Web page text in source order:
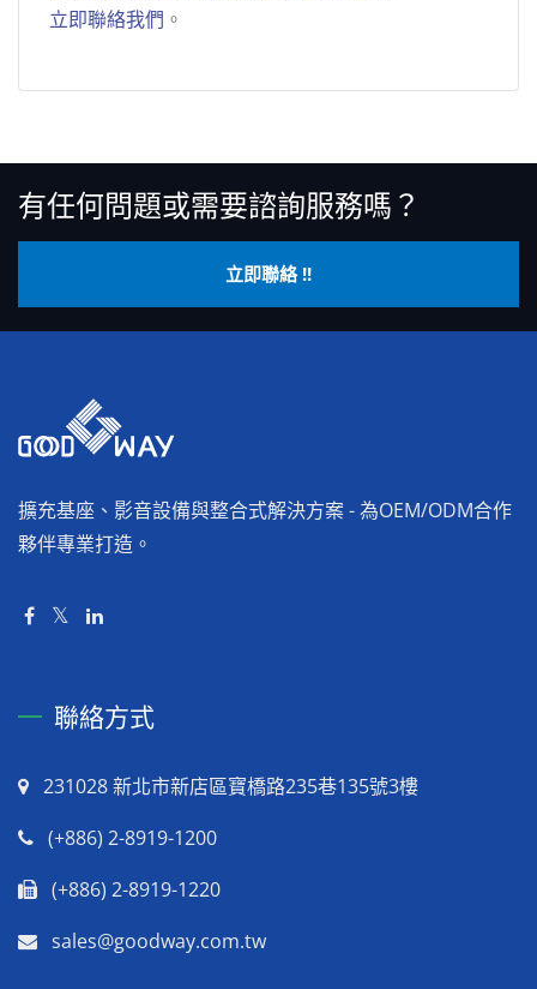
立即聯絡我們 。
有任何問題或需要諮詢服務嗎？
立即聯絡 !!
擴充基座、影音設備與整合式解決方案 - 為OEM/ODM合作
夥伴專業打造。
聯絡方式
231028 新北市新店區寶橋路235巷135號3樓
(+886) 2-8919-1200
(+886) 2-8919-1220
sales@goodway.com.tw